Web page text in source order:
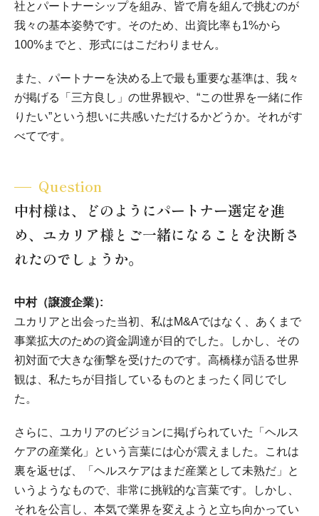
社とパートナーシップを組み、皆で肩を組んで挑むのが
我々の基本姿勢です。そのため、出資比率も1%から
100%までと、形式にはこだわりません。
また、パートナーを決める上で最も重要な基準は、我々
が掲げる「三方良し」の世界観や、“この世界を一緒に作
りたい”という想いに共感いただけるかどうか。それがす
べてです。
Question
中村様は、どのようにパートナー選定を進
め、ユカリア様とご一緒になることを決断さ
れたのでしょうか。
中村（譲渡企業）
ユカリアと出会った当初、私はM&Aではなく、あくまで
事業拡大のための資金調達が目的でした。しかし、その
初対面で大きな衝撃を受けたのです。高橋様が語る世界
観は、私たちが目指しているものとまったく同じでし
た。
さらに、ユカリアのビジョンに掲げられていた「ヘルス
ケアの産業化」という言葉には心が震えました。これは
裏を返せば、「ヘルスケアはまだ産業として未熟だ」と
いうようなもので、非常に挑戦的な言葉です。しかし、
それを公言し、本気で業界を変えようと立ち向かってい